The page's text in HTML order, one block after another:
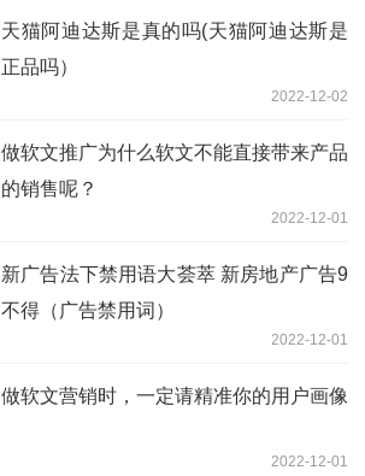
天猫阿迪达斯是真的吗(天猫阿迪达斯是
正品吗）
2022-12-02
做软文推广为什么软文不能直接带来产品
的销售呢？
2022-12-01
新广告法下禁用语大荟萃 新房地产广告9
不得（广告禁用词）
2022-12-01
做软文营销时，一定请精准你的用户画像
2022-12-01